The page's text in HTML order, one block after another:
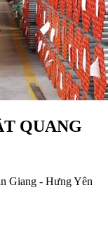
QUANG
Giang - Hưng Yên